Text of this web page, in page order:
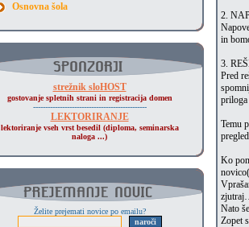
Osnovna šola
strežnik sloHOST
gostovanje spletnih strani in registracija domen
-----------------------------------------------
LEKTORIRANJE
lektoriranje vseh vrst besedil (diploma, seminarska
naloga ...)
Želite prejemati novice po emailu?
2.
in
3.
Pred
priloga
Temu
Ko
Nato
Zopet